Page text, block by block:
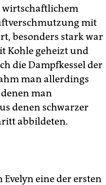
wirtschaftlichem
mit
besonders stark war
Kohle geheizt und
die Dampfkessel der
man allerdings
man
denen schwarzer
abbildeten.
Evelyn eine der ersten